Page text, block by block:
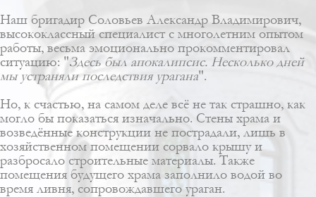
Наш бригадир Соловьев Александр Владимирович,
высококлассный специалист с многолетним опытом
работы, весьма эмоционально прокомментировал
ситуацию: "Здесь был апокалипсис. Несколько дней
мы устраняли последствия урагана".
Но, к счастью, на самом деле всё не так страшно, как
могло бы показаться изначально. Стены храма и
возведённые конструкции не пострадали, лишь в
хозяйственном помещении сорвало крышу и
разбросало строительные материалы. Также
помещения будущего храма заполнило водой во
время ливня, сопровождавшего ураган.